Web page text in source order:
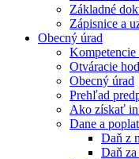
Základné
Zápisnice a
Obecný úrad
Kompetencie
Otváracie
Obecný úrad
Prehľad
Ako získať
Dane a
Daň z
Daň za